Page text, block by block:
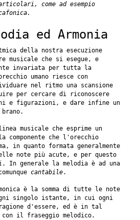
come ad esempio
ed Armonia
della nostra esecuzione
musicale che si esegue, e
invariata per tutta la
umano riesce con
nel ritmo una scansione
per cercare di riconoscere
e figurazioni, e dare infine un
musicale che esprime un
componente che l'orecchio
in quanto formata generalmente
note più acute, e per questo
. In generale la melodia è ad una
cantabile.
è la somma di tutte le note
singolo istante, in cui ogni
d'essere, ed è in tal
con il fraseggio melodico.